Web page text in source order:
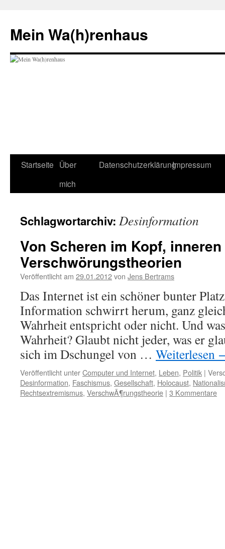
springen
Mein Wa(h)renhaus
Startseite Über
mich
DatenschutzerklärungImpressum
Schlagwortarchiv: Desinformation
Von Scheren im Kopf,
Verschwörungstheorien
Veröffentlicht am 29.01.2012von Jens Bertrams
Das Internet ist ein schöner bunter
Information schwirrt herum, ganz
Wahrheit entspricht oder nicht. Und
Wahrheit? Glaubt nicht jeder, was er
sich im Dschungel von … Weiterlesen
Veröffentlicht unterComputer und Internet, Leben, Politik |
Desinformation, Faschismus, Gesellschaft, Holocaust,
Rechtsextremismus, VerschwÃ¶rungstheorie | 3 Kommentare